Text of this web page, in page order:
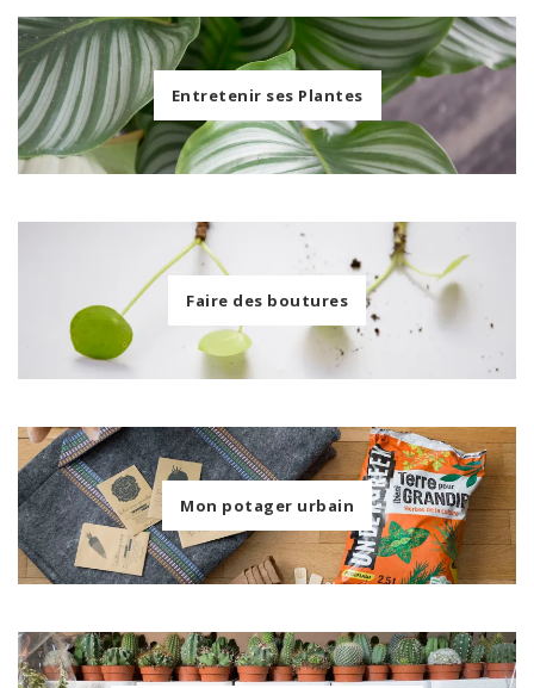
Entretenir ses Plantes
Faire des boutures
Mon potager urbain